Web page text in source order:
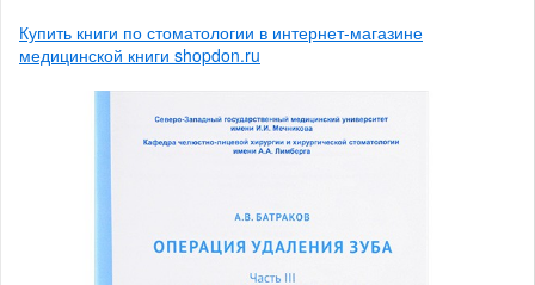
Купить книги по стоматологии в интернет-магазине
медицинской книги shopdon.ru